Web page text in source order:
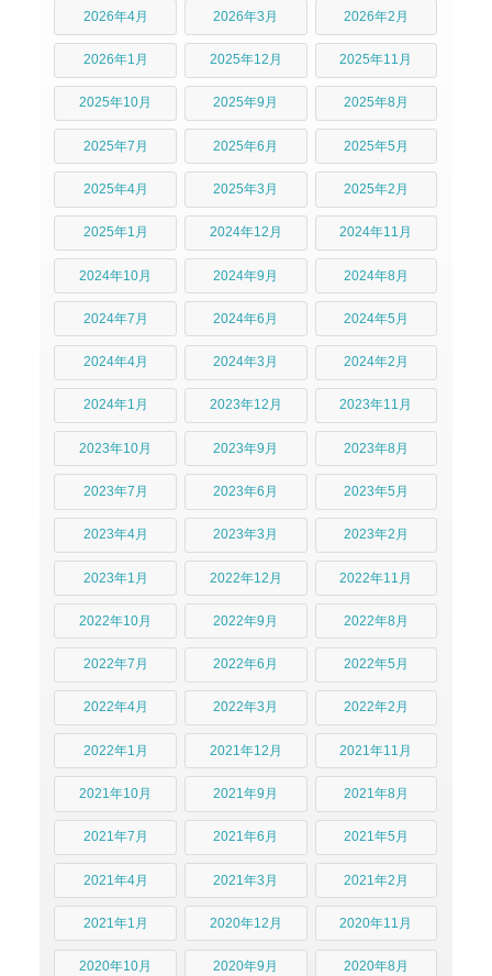
2026年4月 2026年3月 2026年2月
2026年1月 2025年12月 2025年11月
2025年10月 2025年9月 2025年8月
2025年7月 2025年6月 2025年5月
2025年4月 2025年3月 2025年2月
2025年1月 2024年12月 2024年11月
2024年10月 2024年9月 2024年8月
2024年7月 2024年6月 2024年5月
2024年4月 2024年3月 2024年2月
2024年1月 2023年12月 2023年11月
2023年10月 2023年9月 2023年8月
2023年7月 2023年6月 2023年5月
2023年4月 2023年3月 2023年2月
2023年1月 2022年12月 2022年11月
2022年10月 2022年9月 2022年8月
2022年7月 2022年6月 2022年5月
2022年4月 2022年3月 2022年2月
2022年1月 2021年12月 2021年11月
2021年10月 2021年9月 2021年8月
2021年7月 2021年6月 2021年5月
2021年4月 2021年3月 2021年2月
2021年1月 2020年12月 2020年11月
2020年10月 2020年9月 2020年8月